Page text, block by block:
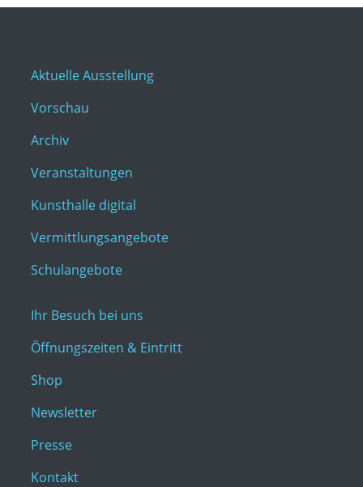
Aktuelle Ausstellung
Vorschau
Archiv
Veranstaltungen
Kunsthalle digital
Vermittlungsangebote
Schulangebote
Ihr Besuch bei uns
Öffnungszeiten & Eintritt
Shop
Newsletter
Presse
Kontakt